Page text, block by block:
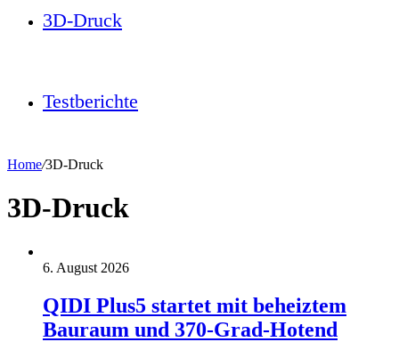
3D-Druck
Testberichte
Home/3D-Druck
3D-Druck
6. August 2026
QIDI Plus5 startet mit beheiztem
Bauraum und 370-Grad-Hotend